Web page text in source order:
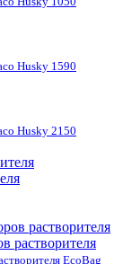
Husky 1590
Husky 2150
растворителя
EcoBag